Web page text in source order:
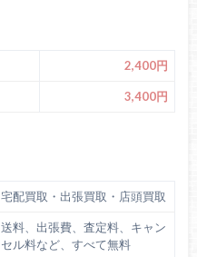
2,400円
3,400円
宅配買取・出張買取・店頭買取
送料、出張費、査定料、キャン
セル料など、すべて無料